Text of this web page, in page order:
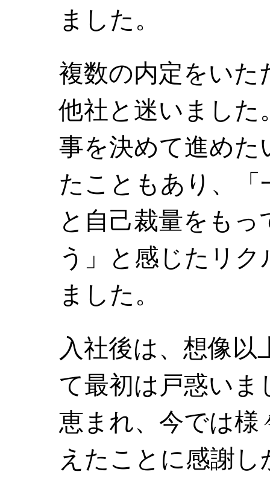
ました。
複数の内定をいた
他社と迷いました
事を決めて進め
たこともあり、「
と自己裁量をも
う」と感じたリ
ました。
入社後は、想像
て最初は戸惑いま
恵まれ、今では様
えたことに感謝